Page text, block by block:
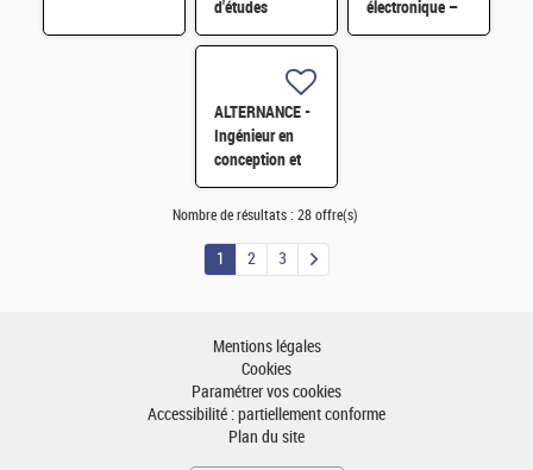
d'études
marketing en
numérique et
systèmes – H/F
- Saclay
électronique –
Archives
ALTERNANCE -
Ingénieur en
conception et
développement
d'assistants d'IA
H/F
Nombre de résultats : 28 offre(s)
1 2 3
Mentions légales
Cookies
Paramétrer vos cookies
Accessibilité : partiellement conforme
Plan du site